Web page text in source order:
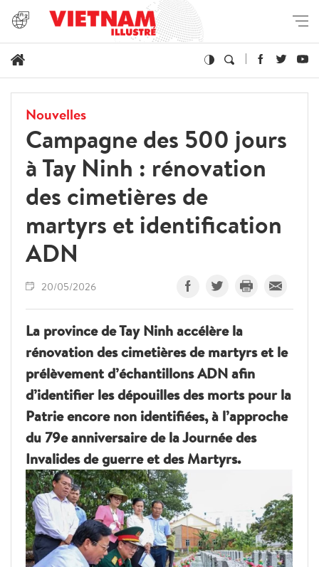
Nouvelles
Campagne des 500 jours
à Tay Ninh : rénovation
des cimetières de
martyrs et identification
ADN
20/05/2026
La province de Tay Ninh accélère la
rénovation des cimetières de martyrs et le
prélèvement d’échantillons ADN afin
d’identifier les dépouilles des morts pour la
Patrie encore non identifiées, à l’approche
du 79e anniversaire de la Journée des
Invalides de guerre et des Martyrs.